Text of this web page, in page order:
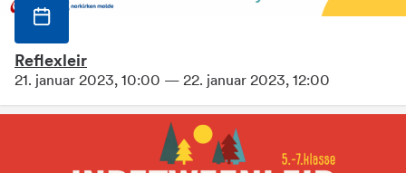
Reflexleir
21. januar 2023, 10:00 — 22. januar 2023, 12:00